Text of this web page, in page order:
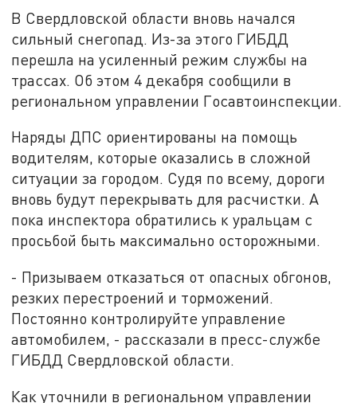
В Свердловской области вновь начался
сильный снегопад. Из-за этого ГИБДД
перешла на усиленный режим службы на
трассах. Об этом 4 декабря сообщили в
региональном управлении Госавтоинспекции.
Наряды ДПС ориентированы на помощь
водителям, которые оказались в сложной
ситуации за городом. Судя по всему, дороги
вновь будут перекрывать для расчистки. А
пока инспектора обратились к уральцам с
просьбой быть максимально осторожными.
- Призываем отказаться от опасных обгонов,
резких перестроений и торможений.
Постоянно контролируйте управление
автомобилем, - рассказали в пресс-службе
ГИБДД Свердловской области.
Как уточнили в региональном управлении